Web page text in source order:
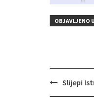
OBJAVLJENO U
Navigacija
Slijepi